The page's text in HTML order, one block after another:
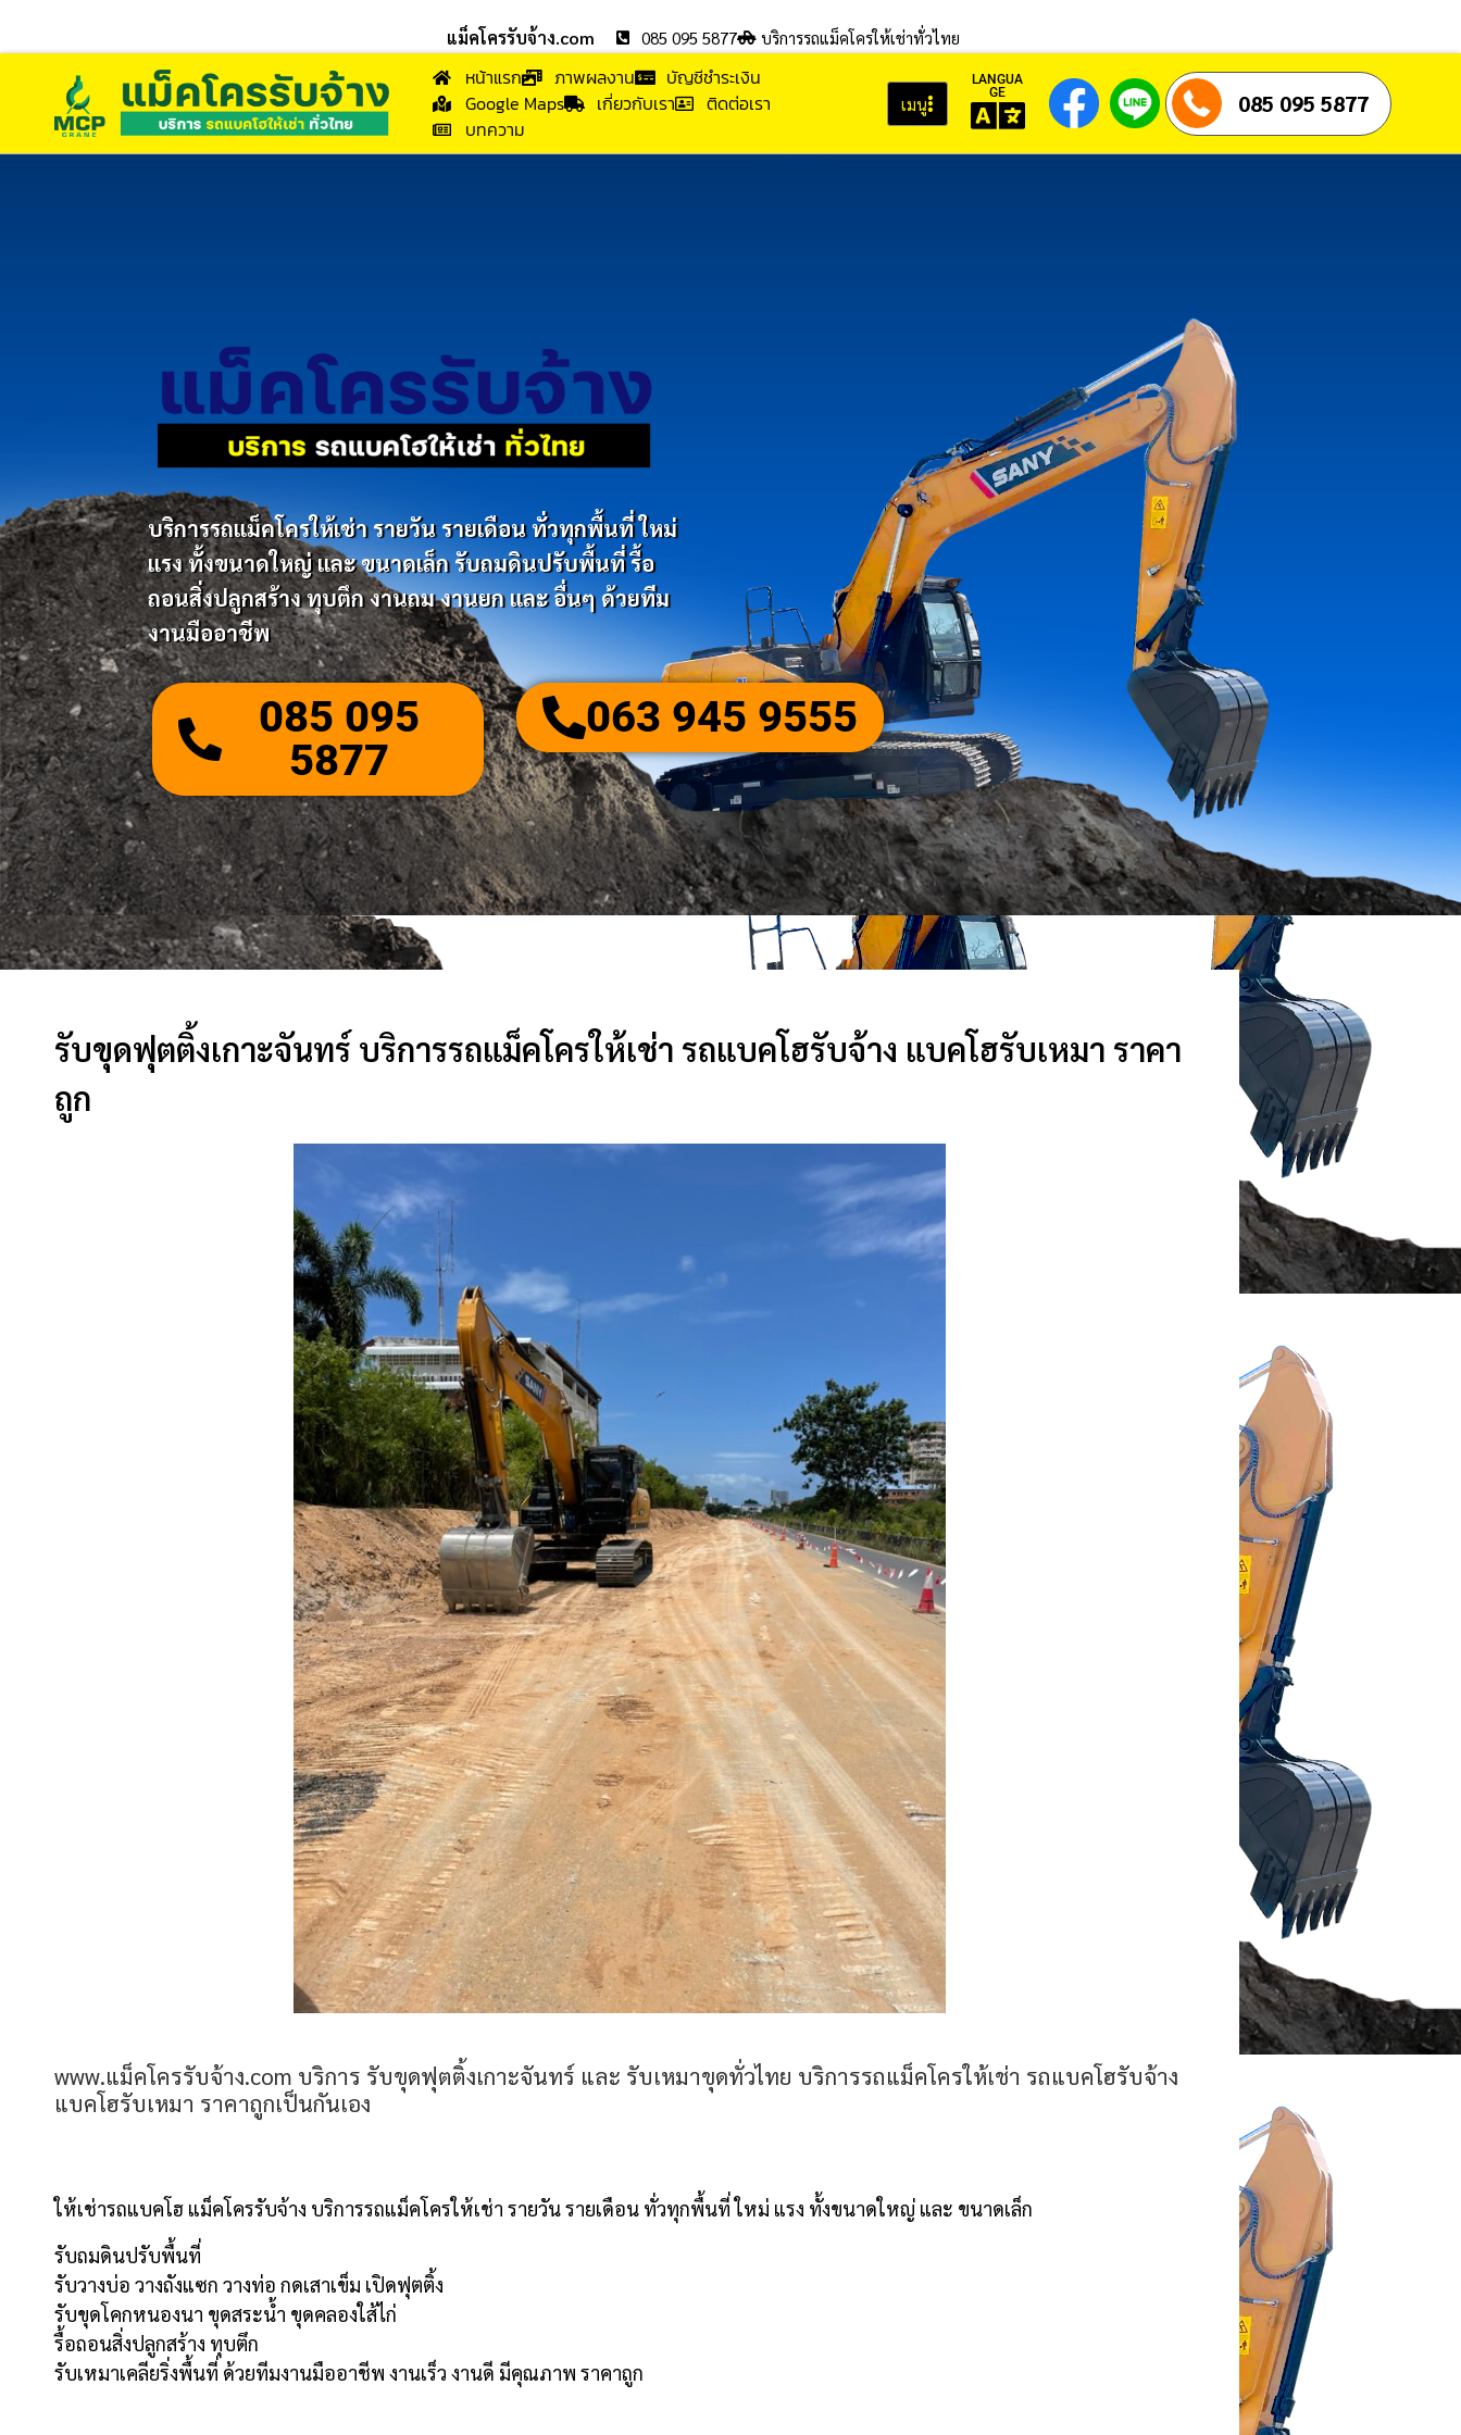
แม็คโครรับจ้าง.com 085 095 5877 บริการรถแม็คโครให้เช่าทั่วไทย
หน้าแรก ภาพผลงาน
บัญชีชำระเงิน
Google Maps
เกี่ยวกับเรา
ติดต่อเรา
บทความ
เมนู
LANGUA
GE
085 095 5877
บริการรถแม็คโครให้เช่า รายวัน รายเดือน ทั่วทุกพื้นที่ ใหม่
แรง ทั้งขนาดใหญ่ และ ขนาดเล็ก รับถมดินปรับพื้นที่ รื้อ
ถอนสิ่งปลูกสร้าง ทุบตึก งานถม งานยก และ อื่นๆ ด้วยทีม
งานมืออาชีพ
085 095
5877
063 945 9555
รับขุดฟุตติ้งเกาะจันทร์ บริการรถแม็คโครให้เช่า รถแบคโฮรับจ้าง แบคโฮรับเหมา ราคา
ถูก
www.แม็คโครรับจ้าง.com บริการ รับขุดฟุตติ้งเกาะจันทร์ และ รับเหมาขุดทั่วไทย บริการรถแม็คโครให้เช่า รถแบคโฮรับจ้าง
แบคโฮรับเหมา ราคาถูกเป็นกันเอง
ให้เช่ารถแบคโฮ แม็คโครรับจ้าง บริการรถแม็คโครให้เช่า รายวัน รายเดือน ทั่วทุกพื้นที่ ใหม่ แรง ทั้งขนาดใหญ่ และ ขนาดเล็ก
รับถมดินปรับพื้นที่
รับวางบ่อ วางถังแซก วางท่อ กดเสาเข็ม เปิดฟุตติ้ง
รับขุดโคกหนองนา ขุดสระน้ำ ขุดคลองใส้ไก่
รื้อถอนสิ่งปลูกสร้าง ทุบตึก
รับเหมาเคลียริ่งพื้นที่ ด้วยทีมงานมืออาชีพ งานเร็ว งานดี มีคุณภาพ ราคาถูก